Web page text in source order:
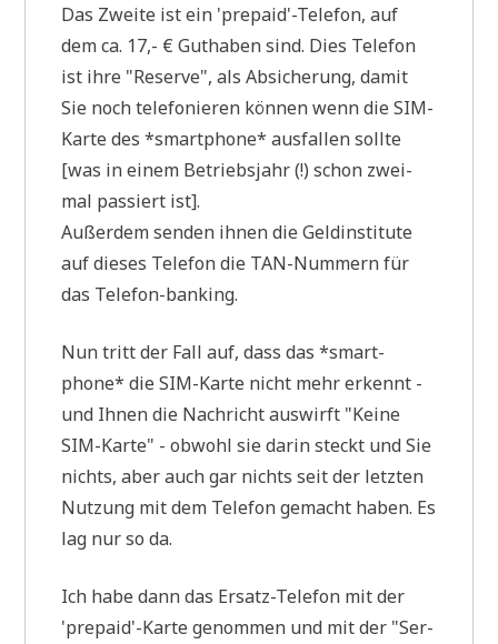
Das Zwei­te ist ein 'prepaid'-Telefon, auf
dem ca. 17,- € Gut­ha­ben sind. Dies Tele­fon
ist ihre "Reser­ve", als Absi­che­rung, damit
Sie noch tele­fo­nie­ren kön­nen wenn die SIM-
Kar­te des *smart­phone* aus­fal­len soll­te
[was in einem Betriebs­jahr (!) schon zwei­
mal pas­siert ist].
Außer­dem sen­den ihnen die Geld­in­sti­tu­te
auf die­ses Tele­fon die TAN-Num­mern für
das Telefon-banking.
Nun tritt der Fall auf, dass das *smart­
phone* die SIM-Kar­te nicht mehr erkennt -
und Ihnen die Nach­richt aus­wirft "Kei­ne
SIM-Kar­te" - obwohl sie dar­in steckt und Sie
nichts, aber auch gar nichts seit der letz­ten
Nut­zung mit dem Tele­fon gemacht haben. Es
lag nur so da.
Ich habe dann das Ersatz-Tele­fon mit der
'prepaid'-Karte genom­men und mit der "Ser­